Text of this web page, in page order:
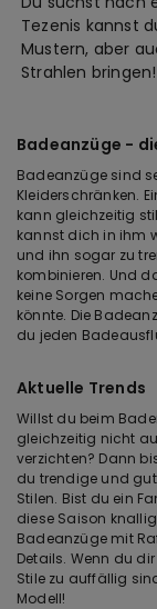
Tezenis kannst
Mustern, aber
Strahlen bringen!
Badeanzüge -
Badeanzüge sind
Kleiderschränken.
kann gleichzeitig
kannst dich in ihm
und ihn sogar zu
kombinieren. Und
keine Sorgen
könnte. Die
du jeden
Aktuelle Trends
Willst du beim
gleichzeitig nicht
verzichten? Dann
du trendige und
Stilen. Bist du ein
diese Saison
Badeanzüge mit
Details. Wenn du
Stile zu auffällig
Modell!